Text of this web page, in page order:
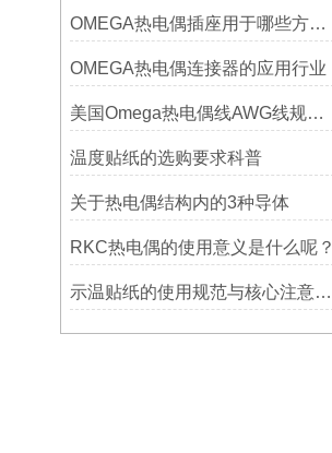
OMEGA热电偶插座用于哪些方面？
OMEGA热电偶连接器的应用行业
美国Omega热电偶线AWG线规对照表
温度贴纸的选购要求科普
关于热电偶结构内的3种导体
RKC热电偶的使用意义是什么呢？
示温贴纸的使用规范与核心注意事项解读